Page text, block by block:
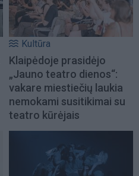
Kultūra
Klaipėdoje prasidėjo
„Jauno teatro dienos“:
vakare miestiečių laukia
nemokami susitikimai su
teatro kūrėjais